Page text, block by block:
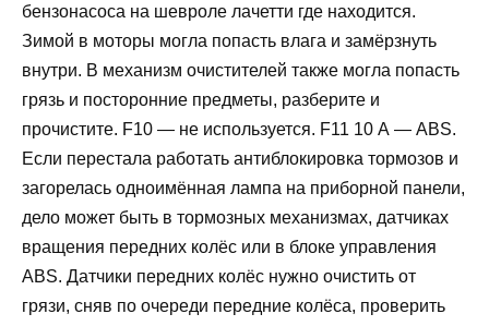
бензонасоса на шевроле лачетти где находится.
Зимой в моторы могла попасть влага и замёрзнуть
внутри. В механизм очистителей также могла попасть
грязь и посторонние предметы, разберите и
прочистите. F10 — не используется. F11 10 А — ABS.
Если перестала работать антиблокировка тормозов и
загорелась одноимённая лампа на приборной панели,
дело может быть в тормозных механизмах, датчиках
вращения передних колёс или в блоке управления
ABS. Датчики передних колёс нужно очистить от
грязи, сняв по очереди передние колёса, проверить